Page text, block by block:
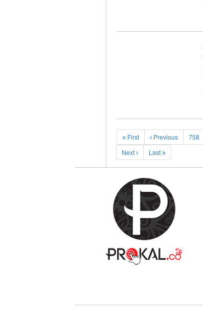
First Previous 758
Next
Last